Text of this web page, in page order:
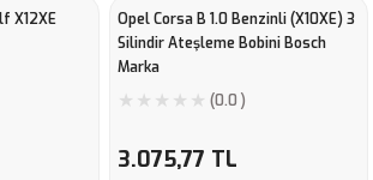
X12XE
Opel Corsa B 1.0 Benzinli (X10XE) 3
Silindir Ateşleme Bobini Bosch
Marka
(0.0 )
3.075,77 TL